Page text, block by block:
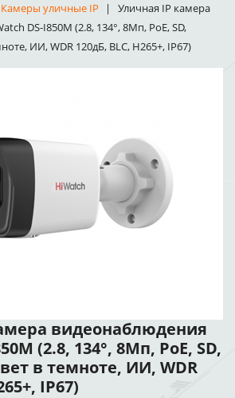
Камеры уличные IP
Уличная IP камера
DS-I850M (2.8, 134°, 8Мп, PoE, SD,
ИИ, WDR 120дБ, BLC, H265+, IP67)
видеонаблюдения
(2.8, 134°, 8Мп, PoE, SD,
в темноте, ИИ, WDR
IP67)